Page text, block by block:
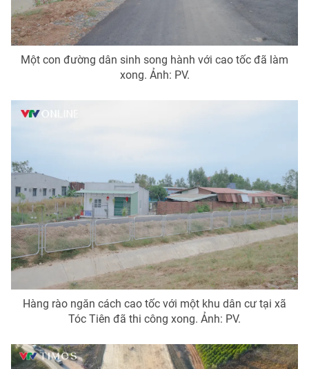
Một con đường dân sinh song hành với cao tốc đã làm
xong. Ảnh: PV.
Hàng rào ngăn cách cao tốc với một khu dân cư tại xã
Tóc Tiên đã thi công xong. Ảnh: PV.